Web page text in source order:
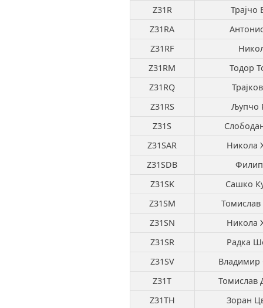
Z31R
Трајчо
Z31RA
Z31RF
Z31RM
Тодор
Z31RQ
Z31RS
Љупчо
Z31S
Z31SAR
Никола
Z31SDB
Z31SK
Сашко
Z31SM
Z31SN
Никола
Z31SR
Радка
Z31SV
Владимир
Z31T
Томислав
Z31TH
Зоран